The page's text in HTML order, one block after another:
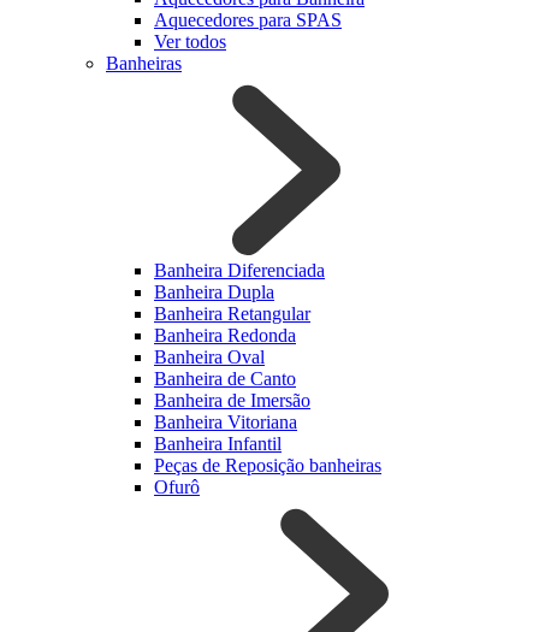
Aquecedores para SPAS
Ver todos
Banheiras
Banheira Diferenciada
Banheira Dupla
Banheira Retangular
Banheira Redonda
Banheira Oval
Banheira de Canto
Banheira de Imersão
Banheira Vitoriana
Banheira Infantil
Peças de Reposição banheiras
Ofurô